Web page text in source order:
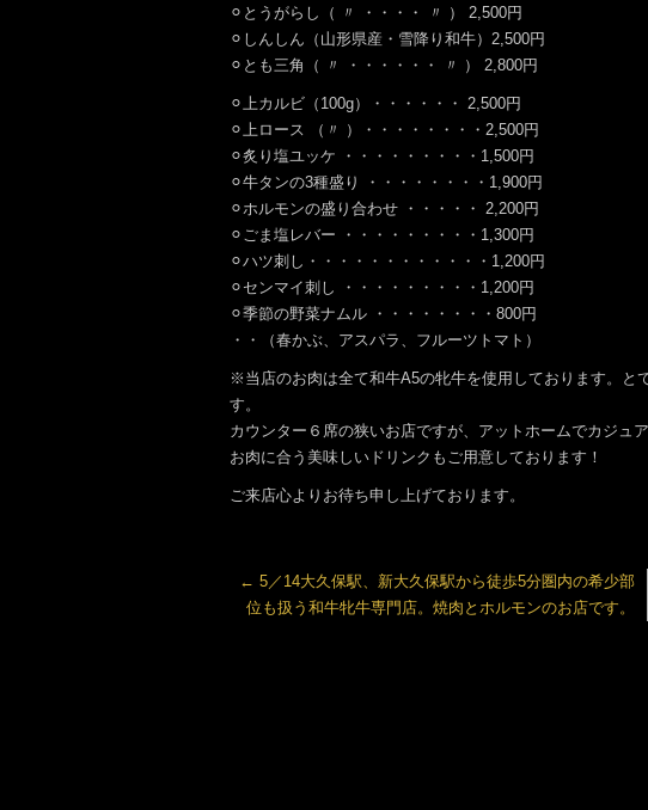
⚪︎とうがらし（ 〃 ・・・・ 〃 ） 2,500円
⚪︎しんしん（山形県産・雪降り和牛）2,500円
⚪︎とも三角（ 〃 ・・・・・・ 〃 ） 2,800円
⚪︎上カルビ（100g）・・・・・・ 2,500円
⚪︎上ロース （〃 ）・・・・・・・・2,500円
⚪︎炙り塩ユッケ ・・・・・・・・・1,500円
⚪︎牛タンの3種盛り ・・・・・・・・1,900円
⚪︎ホルモンの盛り合わせ ・・・・・ 2,200円
⚪︎ごま塩レバー ・・・・・・・・・1,300円
⚪︎ハツ刺し・・・・・・・・・・・・1,200円
⚪︎センマイ刺し ・・・・・・・・・1,200円
⚪︎季節の野菜ナムル ・・・・・・・・800円
・・（春かぶ、アスパラ、フルーツトマト）
※当店のお肉は全て和牛A5の牝牛を使用しております。と
す。
カウンター６席の狭いお店ですが、アットホームでカジュ
お肉に合う美味しいドリンクもご用意しております！
ご来店心よりお待ち申し上げております。
← 5／14大久保駅、新大久保駅から徒歩5分圏内の希少部
位も扱う和牛牝牛専門店。焼肉とホルモンのお店です。